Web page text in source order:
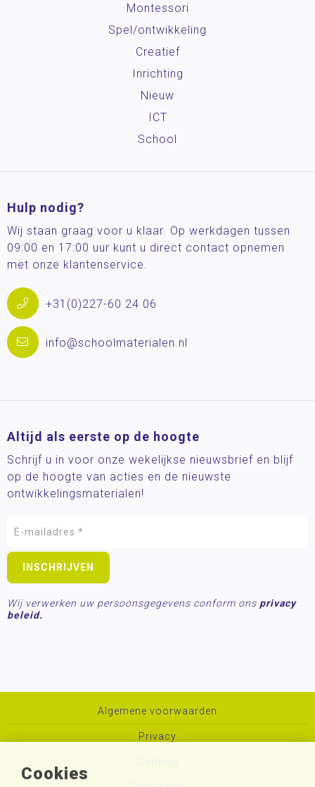
Cookies
Montessori
Spel/ontwikkeling
Creatief
Inrichting
Nieuw
ICT
School
Hulp nodig?
Wij staan graag voor u klaar. Op werkdagen tussen
09:00 en 17:00 uur kunt u direct contact opnemen
met onze klantenservice.
+31(0)227-60 24 06
info@schoolmaterialen.nl
Altijd als eerste op de hoogte
Schrijf u in voor onze wekelijkse nieuwsbrief en blijf
op de hoogte van acties en de nieuwste
ontwikkelingsmaterialen!
Wij verwerken uw persoonsgegevens conform ons privacy
beleid.
Algemene voorwaarden
Privacy